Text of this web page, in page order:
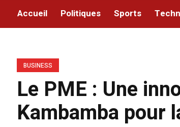
Accueil Politiques Sports
BUSINESS
Le PME : Une
Kambamba pour